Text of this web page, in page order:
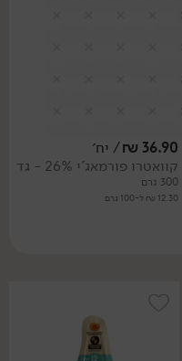
36.90
₪/ יח׳
קוואטרו פורמאג'י 26% - גד
300 גרם
12.30 ₪ ל-100 גרם